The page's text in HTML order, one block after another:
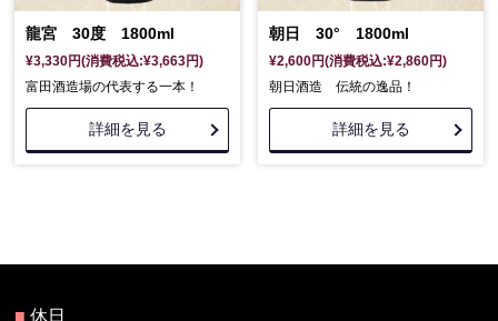
龍宮 30度 1800ml
¥3,330円(消費税込:¥3,663円)
富田酒造場の代表する一本！
詳細を見る
朝日 30° 1800ml
¥2,600円(消費税込:¥2,860円)
朝日酒造 伝統の逸品！
詳細を見る
■ 休日